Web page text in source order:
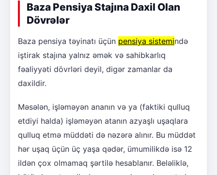
Baza Pensiya Stajına Daxil Olan
Dövrələr
Baza pensiya təyinatı üçün pensiya sistemində
iştirak stajına yalnız əmək və sahibkarlıq
fəaliyyəti dövrləri deyil, digər zamanlar da
daxildir.
Məsələn, işləməyən ananın və ya (faktiki qulluq
etdiyi halda) işləməyən atanın azyaşlı uşaqlara
qulluq etmə müddəti də nəzərə alınır. Bu müddət
hər uşaq üçün üç yaşa qədər, ümumilikdə isə 12
ildən çox olmamaq şərtilə hesablanır. Beləliklə,